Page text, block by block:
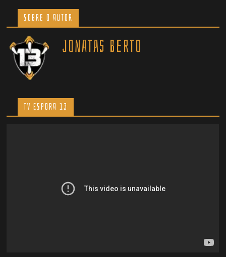
Sobre o Autor
Jonatas Berto
TV ESPORA 13